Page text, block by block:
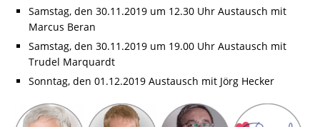
Samstag, den 30.11.2019 um 12.30 Uhr Austausch mit
Marcus Beran
Samstag, den 30.11.2019 um 19.00 Uhr Austausch mit
Trudel Marquardt
Sonntag, den 01.12.2019 Austausch mit Jörg Hecker